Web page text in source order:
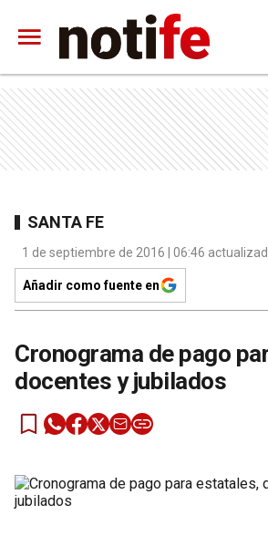
SANTA FE
1 de septiembre de 2016 | 06:46
Añadir como fuente en
Cronograma de pago
docentes y jubilados